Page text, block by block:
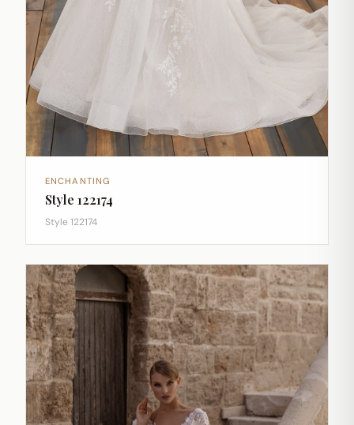
ENCHANTING
Style 122174
Style 122174